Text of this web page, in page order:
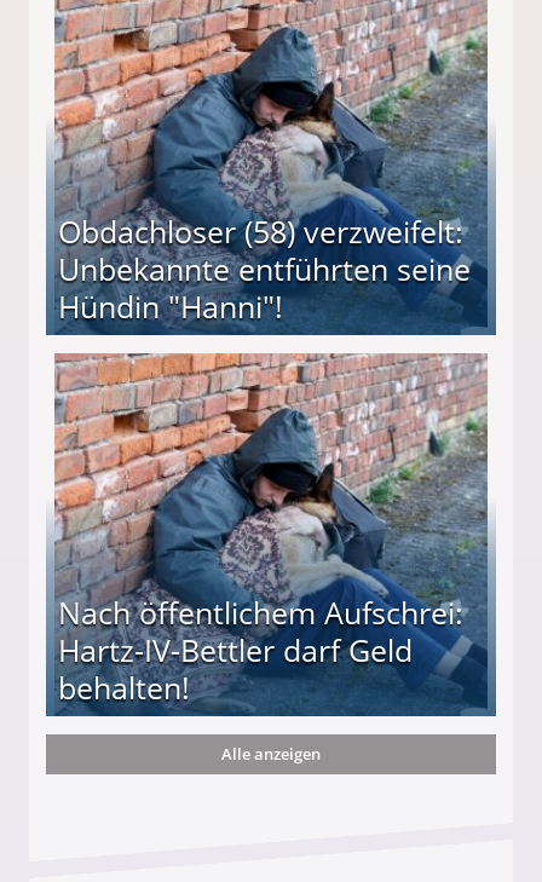
Mutter freigesprochen!
Obdachloser (58) verzweifelt:
Unbekannte entführten seine
Hündin "Hanni"!
entführten seine Hündin "Hanni"!
Nach öffentlichem Aufschrei:
Hartz-IV-Bettler darf Geld
behalten!
darf Geld behalten!
Alle anzeigen